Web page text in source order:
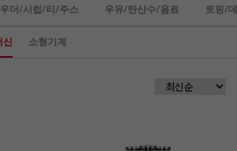
더/시럽/티/주스 우유/탄산수/음료 토핑/
신 소형기계